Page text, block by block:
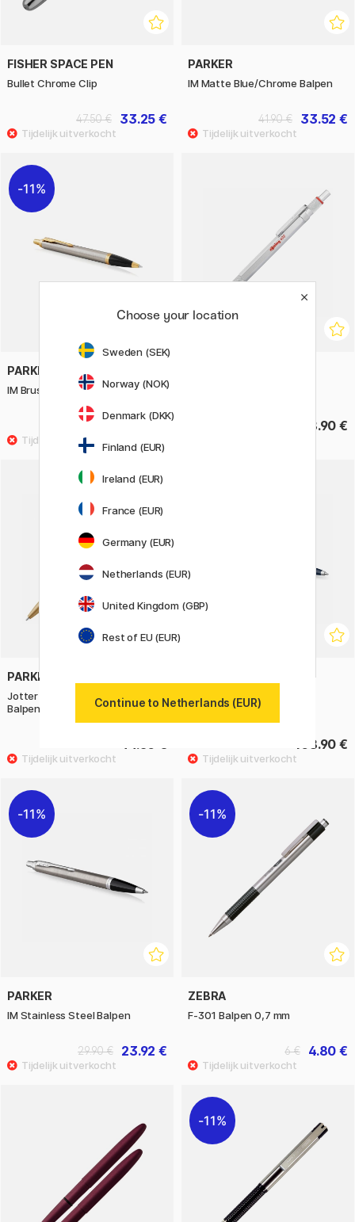
FISHER SPACE PEN
Bullet Chrome Clip
33.25 €
47.50 €
PARKER
IM Matte Blue/Chrome Balpen
33.52 €
41.90 €
11%
PARKER
IM Brushed/Gold Balpen
36.40 €
45.50 € 58.90 €
PARKER
Jotter XL Monochrome Gold
Balpen
44.50 €
51 Midnight Blue Balpen
108.90 €
11%
PARKER
IM Stainless Steel Balpen
23.92 €
29.90 €
11%
ZEBRA
F-301 Balpen 0,7 mm
4.80 €
6 €
11%
Choose your location
Sweden (SEK)
Norway (NOK)
Denmark (DKK)
Finland (EUR)
Ireland (EUR)
France (EUR)
Germany (EUR)
Netherlands (EUR)
United Kingdom (GBP)
Rest of EU (EUR)
Continue to Netherlands (EUR)